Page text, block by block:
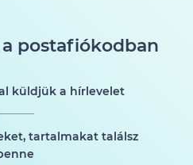
postafiókodban
küldjük a hírlevelet
tartalmakat találsz